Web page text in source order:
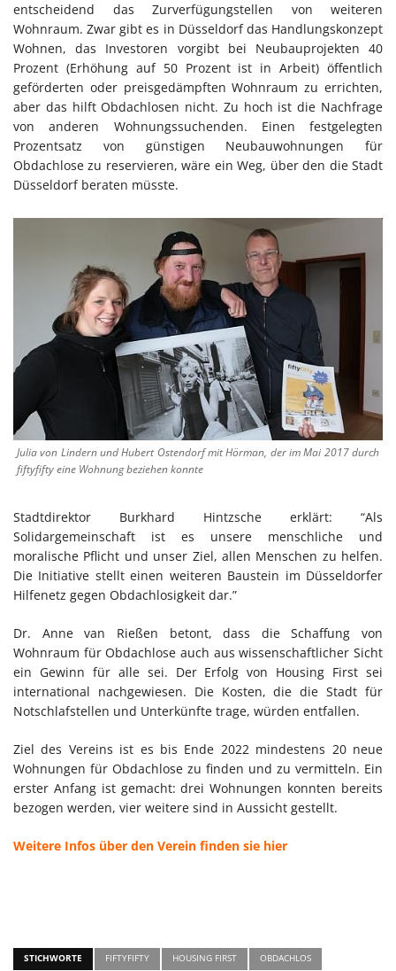
entscheidend das Zurverfügungstellen von weiteren
Wohnraum. Zwar gibt es in Düsseldorf das Handlungskonzept
Wohnen, das Investoren vorgibt bei Neubauprojekten 40
Prozent (Erhöhung auf 50 Prozent ist in Arbeit) öffentlich
geförderten oder preisgedämpften Wohnraum zu errichten,
aber das hilft Obdachlosen nicht. Zu hoch ist die Nachfrage
von anderen Wohnungssuchenden. Einen festgelegten
Prozentsatz von günstigen Neubauwohnungen für
Obdachlose zu reservieren, wäre ein Weg, über den die Stadt
Düsseldorf beraten müsste.
Julia von Lindern und Hubert Ostendorf mit Hörman, der im Mai 2017 durch
fiftyfifty eine Wohnung beziehen konnte
Stadtdirektor Burkhard Hintzsche erklärt: “Als
Solidargemeinschaft ist es unsere menschliche und
moralische Pflicht und unser Ziel, allen Menschen zu helfen.
Die Initiative stellt einen weiteren Baustein im Düsseldorfer
Hilfenetz gegen Obdachlosigkeit dar.”
Dr. Anne van Rießen betont, dass die Schaffung von
Wohnraum für Obdachlose auch aus wissenschaftlicher Sicht
ein Gewinn für alle sei. Der Erfolg von Housing First sei
international nachgewiesen. Die Kosten, die die Stadt für
Notschlafstellen und Unterkünfte trage, würden entfallen.
Ziel des Vereins ist es bis Ende 2022 mindestens 20 neue
Wohnungen für Obdachlose zu finden und zu vermitteln. Ein
erster Anfang ist gemacht: drei Wohnungen konnten bereits
bezogen werden, vier weitere sind in Aussicht gestellt.
Weitere Infos über den Verein finden sie hier
STICHWORTE FIFTYFIFTY HOUSING FIRST
OBDACHLOS